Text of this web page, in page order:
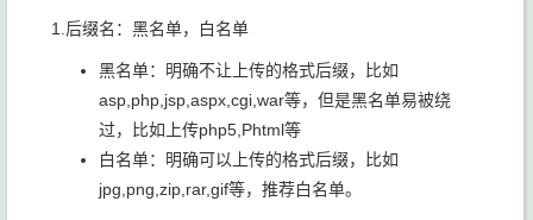
1.后缀名：黑名单，白名单
黑名单：明确不让上传的格式后缀，比如
asp,php,jsp,aspx,cgi,war等，但是黑名单易被绕
过，比如上传php5,Phtml等
白名单：明确可以上传的格式后缀，比如
jpg,png,zip,rar,gif等，推荐白名单。